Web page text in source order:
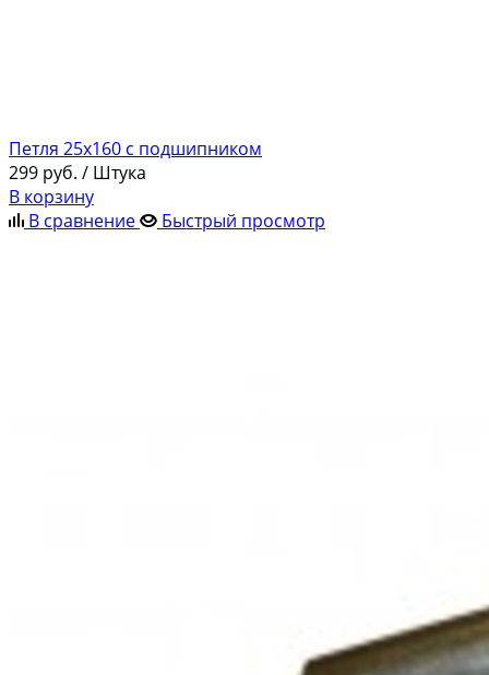
Петля 25х160 с подшипником
299 руб. / Штука
В корзину
В сравнение
Быстрый просмотр